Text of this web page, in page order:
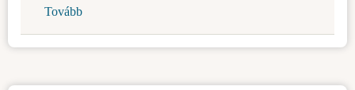
2024.
Tovább
a
pályázat